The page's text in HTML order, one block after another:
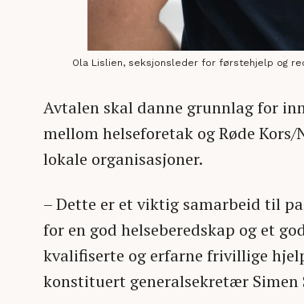
Ola Lislien, seksjonsleder for førstehjelp og
Avtalen skal danne grunnlag for
mellom helseforetak og Røde
lokale organisasjoner.
– Dette er et viktig samarbeid til
for en god helseberedskap og et
kvalifiserte og erfarne frivillige
konstituert generalsekretær Simen